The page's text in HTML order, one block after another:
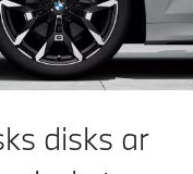
disks ar